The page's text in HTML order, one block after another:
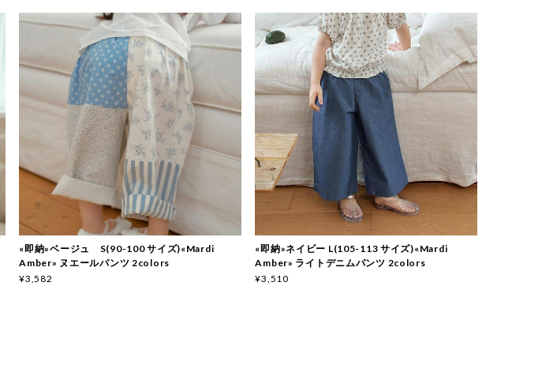
«即納»ベージュ S(90-100 サイズ)«Mardi
Amber» ヌエールパンツ 2colors
¥3,582
«即納»ネイビー L(105-113 サイズ)«Mardi
Amber» ライトデニムパンツ 2colors
¥3,510